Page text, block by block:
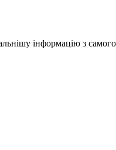
інформацію з